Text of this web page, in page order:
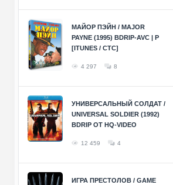
МАЙОР ПЭЙН / MAJOR
PAYNE (1995) BDRIP-AVC | P
[ITUNES / СТС]
4 297 8
УНИВЕРСАЛЬНЫЙ СОЛДАТ /
UNIVERSAL SOLDIER (1992)
BDRIP ОТ HQ-VIDEO
12 459 4
ИГРА ПРЕСТОЛОВ / GAME